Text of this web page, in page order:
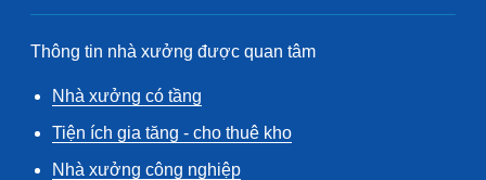
Thông tin nhà xưởng được quan tâm
Nhà xưởng có tầng
Tiện ích gia tăng - cho thuê kho
Nhà xưởng công nghiệp